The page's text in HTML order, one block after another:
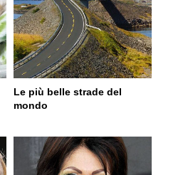
Le più belle strade del
mondo